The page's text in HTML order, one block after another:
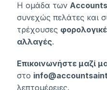
Η ομάδα των
συνεχώς πελάτες και
τρέχουσες
αλλαγές.
Επικοινωνήστε μαζί
στο
λεπτομέρειες.